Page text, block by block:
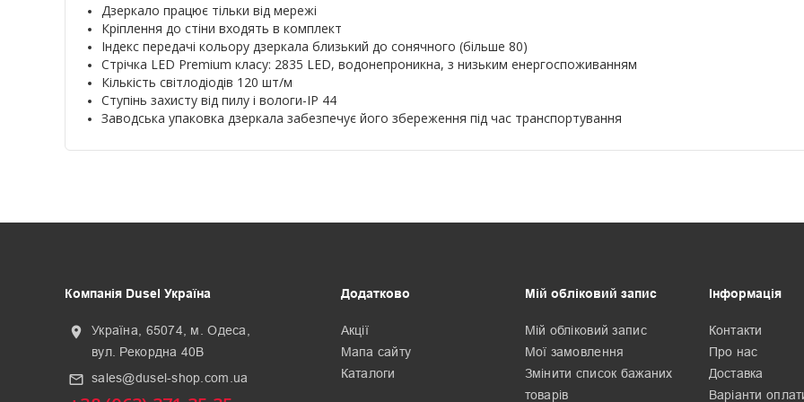
Дзеркало працює тільки від мережі
Кріплення до стіни входять в комплект
Індекс передачі кольору дзеркала близький до сонячного (більше 80)
Стрічка LED Premium класу: 2835 LED, водонепроникна, з низьким енергоспоживанням
Кількість світлодіодів 120 шт/м
Ступінь захисту від пилу і вологи-IP 44
Заводська упаковка дзеркала забезпечує його збереження під час транспортування
Компанія Dusel Україна
location_on
Україна, 65074, м. Одеса,
вул. Рекордна 40В
mail_outline sales@dusel-shop.com.ua
Додатково
Акції
Мапа сайту
Каталоги
Мій обліковий запис
Мій обліковий запис
Мої замовлення
Змінити список бажаних
товарів
Інформація
Контакти
Про нас
Доставка
Варіанти